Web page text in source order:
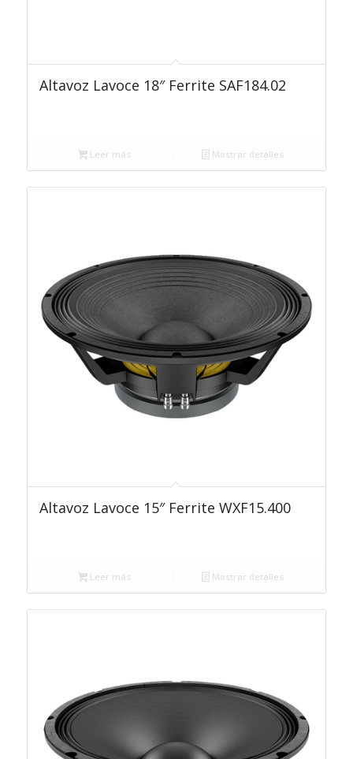
Altavoz Lavoce 18″ Ferrite SAF184.02
Leer más Mostrar detalles
Altavoz Lavoce 15″ Ferrite WXF15.400
Leer más Mostrar detalles